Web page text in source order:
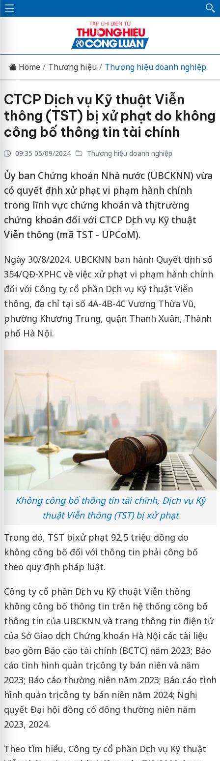
Home Thương hiệu Thương hiệu doanh nghiệp
CTCP Dịch vụ Kỹ thuật Viễn
thông (TST) bị xử phạt do không
công bố thông tin tài chính
09:35 05/09/2024 Thương hiệu doanh nghiệp
Ủy ban Chứng khoán Nhà nước (UBCKNN) vừa
có quyết định xử phạt vi phạm hành chính
trong lĩnh vực chứng khoán và thị trường
chứng khoán đối với CTCP Dịch vụ Kỹ thuật
Viễn thông (mã TST - UPCoM).
Ngày 30/8/2024, UBCKNN ban hành Quyết định số
354/QĐ-XPHC về việc xử phạt vi phạm hành chính
đối với Công ty cổ phần Dịch vụ Kỹ thuật Viễn
thông, địa chỉ tại số 4A-4B-4C Vương Thừa Vũ,
phường Khương Trung, quận Thanh Xuân, Thành
phố Hà Nội.
Không công bố thông tin tài chính, Dịch vụ Kỹ
thuật Viễn thông (TST) bị xử phạt
Trong đó, TST bị xử phạt 92,5 triệu đồng do
không công bố đối với thông tin phải công bố
theo quy định pháp luật.
Công ty cổ phần Dịch vụ Kỹ thuật Viễn thông
không công bố thông tin trên hệ thống công bố
thông tin của UBCKNN và trang thông tin điện tử
của Sở Giao dịch Chứng khoán Hà Nội các tài liệu
bao gồm Báo cáo tài chính (BCTC) năm 2023; Báo
cáo tình hình quản trị công ty bán niên và năm
2023; Báo cáo thường niên năm 2023; Báo cáo tình
hình quản trị công ty bán niên năm 2024; Nghị
quyết Đại hội đồng cổ đông thường niên năm
2023, 2024.
Theo tìm hiểu, Công ty cổ phần Dịch vụ Kỹ thuật